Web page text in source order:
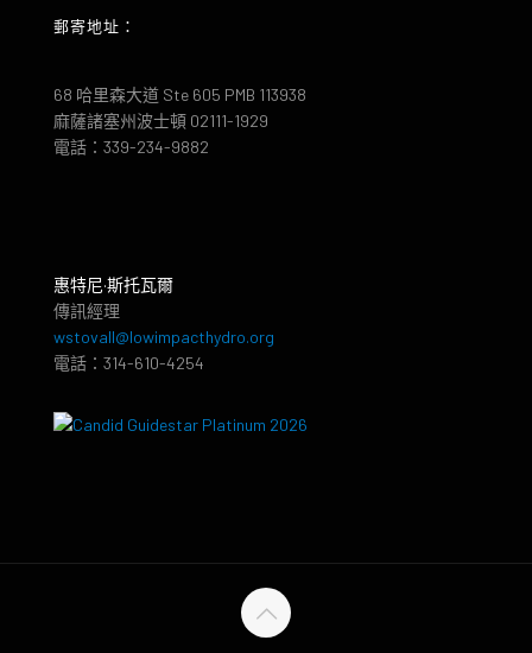
郵寄地址：
68 哈里森大道 Ste 605 PMB 113938
麻薩諸塞州波士頓 02111-1929
電話：339-234-9882
惠特尼·斯托瓦爾
傳訊經理
wstovall@lowimpacthydro.org
電話：314-610-4254